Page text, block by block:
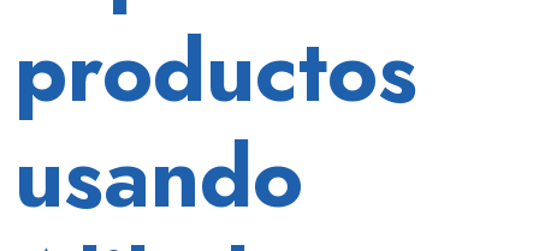
exportación
con
Trade
Alibaba
Logistics.
productos
usando